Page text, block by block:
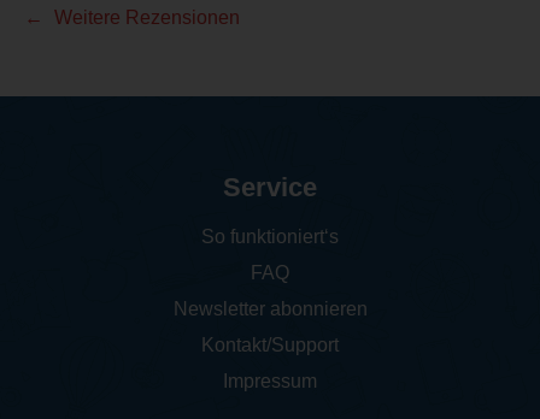
Weitere Rezensionen
Service
So funktioniert‘s
FAQ
Newsletter abonnieren
Kontakt/Support
Impressum